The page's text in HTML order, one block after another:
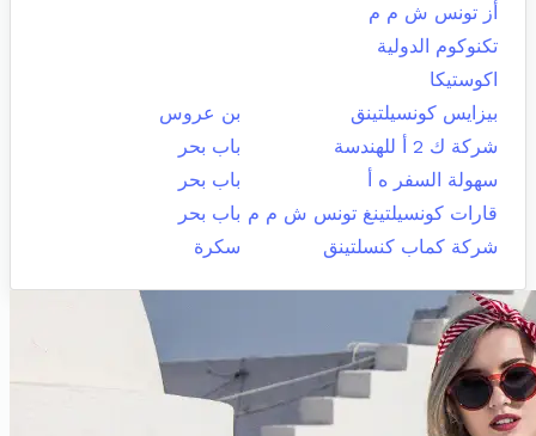
أز تونس ش م م
تكنوكوم الدولية
اكوستيكا
بيزايس كونسيلتينق
بن عروس
شركة ك 2 أ للهندسة
باب بحر
سهولة السفر ه أ
باب بحر
قارات كونسيلتينغ تونس ش م م باب بحر
شركة كماب كنسلتينق
سكرة